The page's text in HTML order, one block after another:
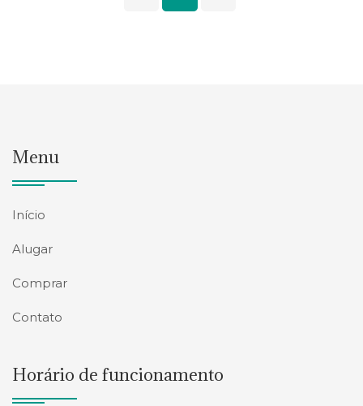
Menu
Início
Alugar
Comprar
Contato
Horário de funcionamento